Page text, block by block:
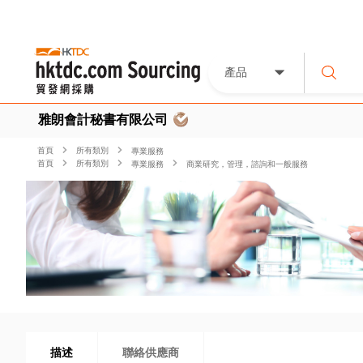
產品
雅朗會計秘書有限公司
首頁 所有類別
專業服務
首頁
所有類別 專業服務 商業研究，管理，諮詢和一般服務
描述 聯絡供應商